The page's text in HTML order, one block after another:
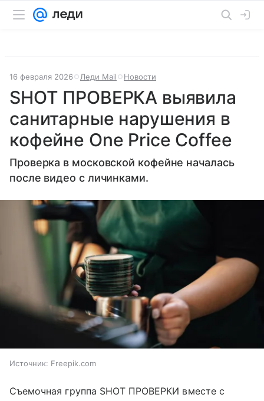
16 февраля 2026 Леди Mail Новости
SHOT ПРОВЕРКА выявила
санитарные нарушения в
кофейне One Price Coffee
Проверка в московской кофейне началась
после видео с личинками.
Источник: Freepik.com
Съемочная группа SHOT ПРОВЕРКИ вместе с